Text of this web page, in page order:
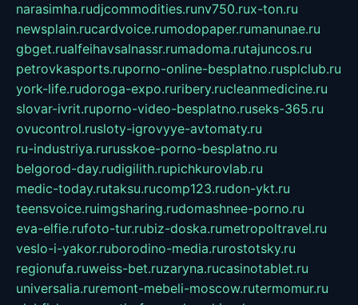
narasimha.rudjcommodities.runv750.rux-ton.ru
newsplain.rucardvoice.rumodopaper.rumanunae.ru
gbget.rualfeihavsalnassr.rumadoma.rutajuncos.ru
petrovkasports.ruporno-online-besplatno.rusplclub.ru
york-life.rudoroga-expo.ruribery.rucleanmedicine.ru
slovar-ivrit.ruporno-video-besplatno.ruseks-365.ru
ovucontrol.rusloty-igrovyye-avtomaty.ru
ru-industriya.rurusskoe-porno-besplatno.ru
belgorod-day.rudigilith.rupichkurovlab.ru
medic-today.rutaksu.rucomp123.rudon-ykt.ru
teensvoice.ruimgsharing.rudomashnee-porno.ru
eva-elfie.rufoto-tur.rubiz-doska.rumetropoltravel.ru
veslo-i-yakor.ruborodino-media.rurostotsky.ru
regionufa.ruweiss-bet.ruzaryna.rucasinotablet.ru
universalia.ruremont-mebeli-moscow.rutermomur.ru